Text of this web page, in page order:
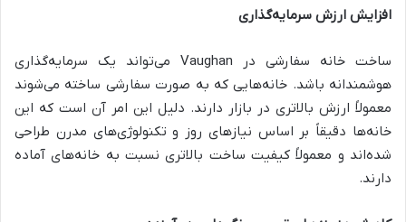
افزایش ارزش سرمایه‌گذاری
ساخت خانه سفارشی در Vaughan می‌تواند یک سرمایه‌گذاری
هوشمندانه باشد. خانه‌هایی که به صورت سفارشی ساخته می‌شوند
معمولاً ارزش بالاتری در بازار دارند. دلیل این امر آن است که این
خانه‌ها دقیقاً بر اساس نیازهای روز و تکنولوژی‌های مدرن طراحی
شده‌اند و معمولاً کیفیت ساخت بالاتری نسبت به خانه‌های آماده
دارند.